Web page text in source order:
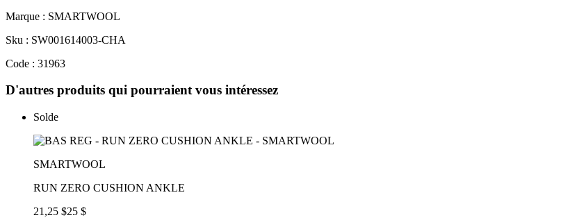
Marque : SMARTWOOL
Sku : SW001614003-CHA
Code : 31963
D'autres produits qui pourraient vous intéressez
Solde
SMARTWOOL
RUN ZERO CUSHION ANKLE
21,25 $25 $